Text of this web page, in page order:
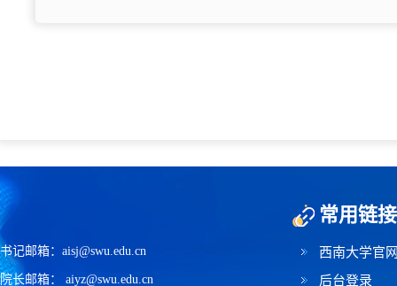
书记邮箱：aisj@swu.edu.cn
院长邮箱： aiyz@swu.edu.cn
常用链接
西南大学官
后台登录